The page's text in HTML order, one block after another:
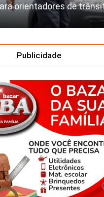
orientadores de
Publicidade